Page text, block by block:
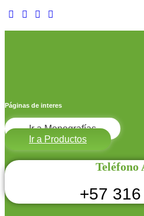
Páginas de interes
Ir a Monografías
Ir a Productos
Teléfono
+57